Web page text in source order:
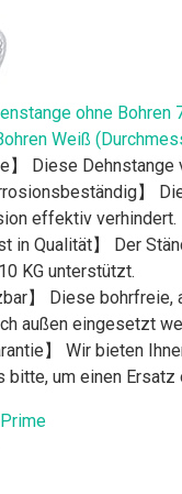
ohne
Weiß
】 Diese
】
effektiv verhindert.
in Qualität】 Der
KG unterstützt.
】 Diese bohrfreie,
außen eingesetzt
】 Wir bieten
bitte, um einen